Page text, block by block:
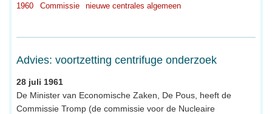
1960
Commissie nieuwe centrales algemeen
Advies: voortzetting centrifuge onderzoek
28 juli 1961
De Minister van Economische Zaken, De Pous, heeft de
Commissie Tromp (de commissie voor de Nucleaire